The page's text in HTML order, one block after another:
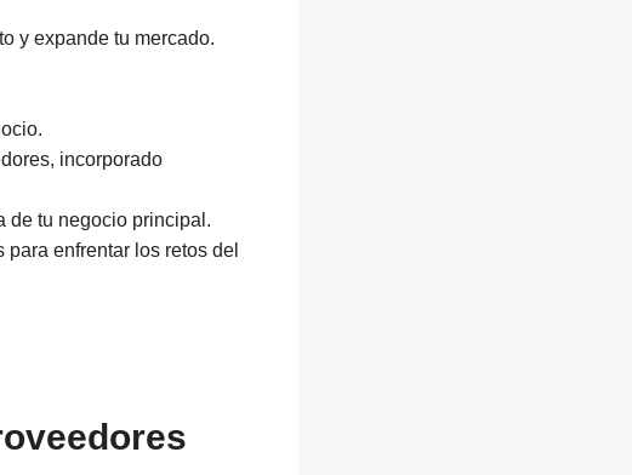
y expande tu mercado.
incorporado
de tu negocio principal.
enfrentar los retos del